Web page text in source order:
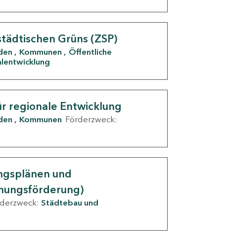
Grüns (ZSP)
Kommunen
Öffentliche
regionale Entwicklung
Kommunen Förderzweck:
und
Städtebau und